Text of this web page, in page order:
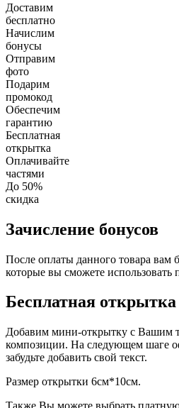
Доставим
бесплатно
Начислим
бонусы
Отправим
фото
Подарим
промокод
Обеспечим
гарантию
Бесплатная
открытка
Оплачивайте
частями
До 50%
скидка
Зачисление бонусов
После оплаты данного товара вам
которые вы сможете
Бесплатная открытка
Добавим мини-открытку с Вашим
композиции. На следующем шаге
забудьте добавить свой текст.
Размер открытки 6см*10см.